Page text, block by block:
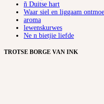
ñ Duitse hart
Waar siel en liggaam
aroma
lewenskurwes
Ne n bietjie liefde
TROTSE BORGE VAN INK